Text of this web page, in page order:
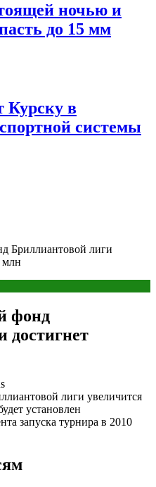
ночью и
до 15 мм
Курску в
системы
Бриллиантовой лиги
млн
фонд
достигнет
лиги увеличится
установлен
запуска турнира в 2010